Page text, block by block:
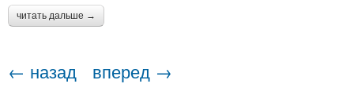
читать дальше →
← назад вперед →